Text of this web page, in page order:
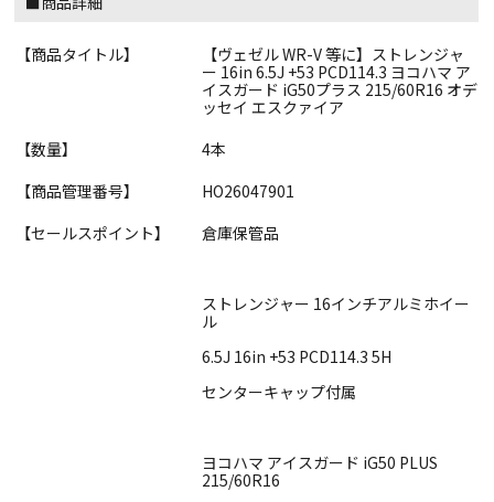
【商品タイトル】
【ヴェゼル WR-V 等に】ストレンジャ
ー 16in 6.5J +53 PCD114.3 ヨコハマ ア
イスガード iG50プラス 215/60R16 オデ
ッセイ エスクァイア
【数量】
4本
【商品管理番号】
HO26047901
【セールスポイント】
倉庫保管品
ストレンジャー 16インチアルミホイー
ル
6.5J 16in +53 PCD114.3 5H
センターキャップ付属
ヨコハマ アイスガード iG50 PLUS
215/60R16